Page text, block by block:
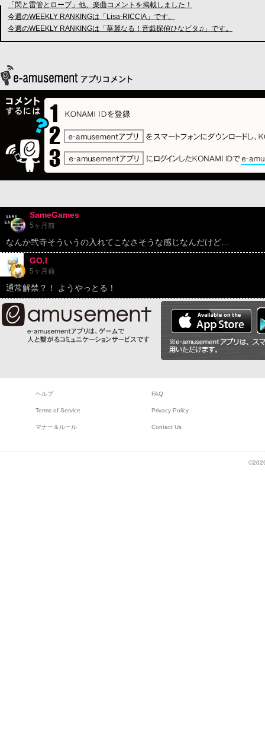
「閃と雷管とロープ」他、楽曲コメントを掲載しました！
今週のWEEKLY RANKINGは「Lisa-RICCIA」です。
今週のWEEKLY RANKINGは「華麗なる！音戯探偵ひなビタ♫」です。
SameGames
5ヶ月前
なんか弐寺そういうの入れてこなさそうな感じなんだけど…
GO.I
5ヶ月前
通常解禁？！ ようやっとる！
ヘルプ FAQ
Terms of Service Privacy Policy
マナー＆ルール Contact Us